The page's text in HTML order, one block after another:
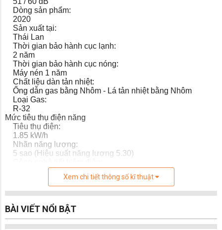
Dễ dàng vệ sinh với lưới lọc bụi Easy Filter
Ngoài được trang bị màn lọc kháng khuẩn
Ag+, máy lạnh Samsung AR24TYHYCWKNSV
còn sở hữu thêm lưới lọc Easy Filter với kiểu thiết
kế thân thiện, dễ dàng tháo lắp và vệ sinh một
cách nhanh chóng, để mang lại luồng khí tươi
mát cho căn phòng.
Dòng sản phẩm:
2020
Sản xuất tại:
Thái Lan
Thời gian bảo hành cục lạnh:
2 năm
Thời gian bảo hành cục nóng:
Máy nén 1 năm
Chất liệu dàn tản nhiệt:
Ống dẫn gas bằng Nhôm - Lá tản nhiệt bằng Nhôm
Loại Gas:
R-32
Mức tiêu thụ điện năng
Tiêu thụ điện:
1.85 kW/h
Nhãn năng lượng:
5 sao (Hiệu suất năng lượng 5.30)
Digital Inverter
Khả năng lọc không khí
Lọc bụi, kháng khuẩn, khử mùi:
Bộ lọc thô Easy Filter Màng lọc kháng khuẩn Ag+
Công nghệ làm lạnh
Tuỳ chỉnh điều khiển lên xuống trái phải tự động
Xem chi tiết thông số kĩ thuật
BÀI VIẾT NỔI BẬT